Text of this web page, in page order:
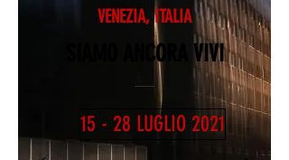
VENEZIA, ITALIA
SIAMO ANCORA VIVI
15 - 28 LUGLIO 2021